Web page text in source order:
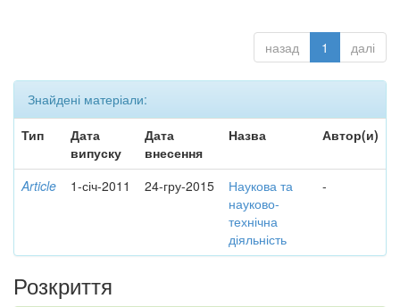
назад 1 далі
Знайдені матеріали:
Тип
Дата
випуску
Дата
внесення
Назва Автор(и)
Article 1-січ-2011 24-гру-2015
Наукова та
науково-
технічна
діяльність
-
Розкриття